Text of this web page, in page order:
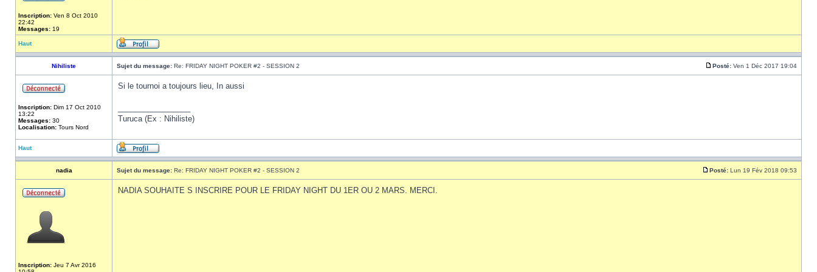
Inscription: Ven 8 Oct 2010
22:42
Messages: 19
Haut
Nihiliste Sujet du message: Re: FRIDAY NIGHT POKER #2 - SESSION 2 Posté: Ven 1 Déc 2017 19:04
Inscription: Dim 17 Oct 2010
13:22
Messages: 30
Localisation: Tours Nord
Si le tournoi a toujours lieu, In aussi
Turuca (Ex : Nihiliste)
Haut
nadia Sujet du message: Re: FRIDAY NIGHT POKER #2 - SESSION 2 Posté: Lun 19 Fév 2018 09:53
Inscription: Jeu 7 Avr 2016
NADIA SOUHAITE S INSCRIRE POUR LE FRIDAY NIGHT DU 1ER OU 2 MARS. MERCI.